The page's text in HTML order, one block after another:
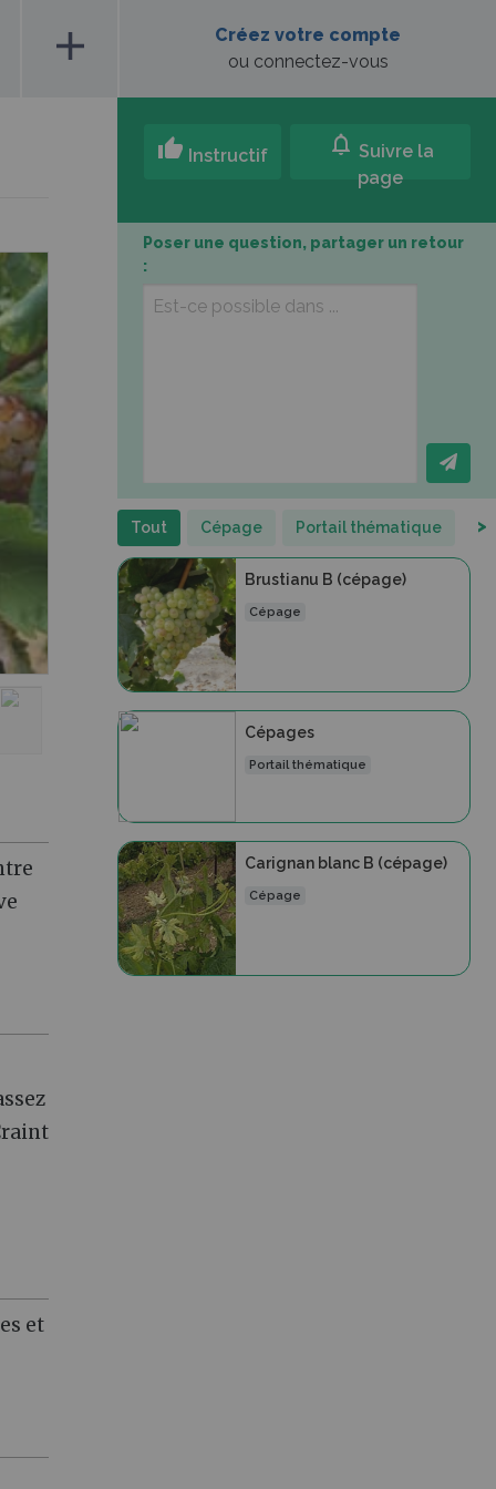
add
Créez votre compte
ou connectez-vous
et
thumb_up Instructif notifications Suivre la
page
Poser une question, partager un retour
:
Tout Cépage Portail thématique >
Brustianu B (cépage)
Cépage
Cépages
Portail thématique
Carignan blanc B (cépage)
Cépage